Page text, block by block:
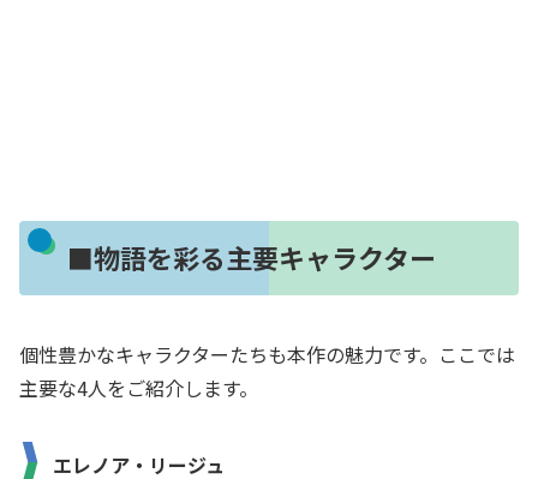
■物語を彩る主要キャラクター
個性豊かなキャラクターたちも本作の魅力です。ここでは
主要な4人をご紹介します。
エレノア・リージュ